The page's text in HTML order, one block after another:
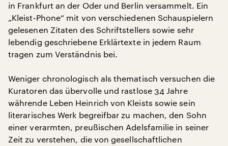
in Frankfurt an der Oder und Berlin versammelt. Ein
„Kleist-Phone“ mit von verschiedenen Schauspielern
gelesenen Zitaten des Schriftstellers sowie sehr
lebendig geschriebene Erklärtexte in jedem Raum
tragen zum Verständnis bei.
Weniger chronologisch als thematisch versuchen die
Kuratoren das übervolle und rastlose 34 Jahre
währende Leben Heinrich von Kleists sowie sein
literarisches Werk begreifbar zu machen, den Sohn
einer verarmten, preußischen Adelsfamilie in seiner
Zeit zu verstehen, die von gesellschaftlichen